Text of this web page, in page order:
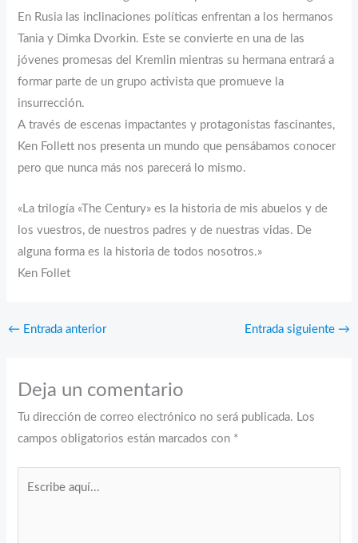
En Rusia las inclinaciones políticas enfrentan a los hermanos
Tania y Dimka Dvorkin. Este se convierte en una de las
jóvenes promesas del Kremlin mientras su hermana entrará a
formar parte de un grupo activista que promueve la
insurrección.
A través de escenas impactantes y protagonistas fascinantes,
Ken Follett nos presenta un mundo que pensábamos conocer
pero que nunca más nos parecerá lo mismo.
«La trilogía «The Century» es la historia de mis abuelos y de
los vuestros, de nuestros padres y de nuestras vidas. De
alguna forma es la historia de todos nosotros.»
Ken Follet
← Entrada anterior Entrada siguiente →
Deja un comentario
Tu dirección de correo electrónico no será publicada. Los
campos obligatorios están marcados con *